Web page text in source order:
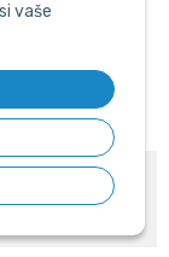
vaše
NextCom